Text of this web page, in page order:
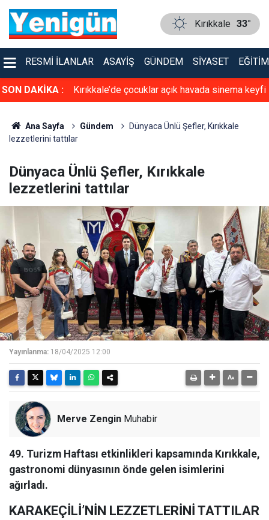
Kırıkkale 33°
RESMI İLANLAR ASAYIŞ GÜNDEM SIYASET EĞITIM
SON DAKİKA :
altında ölü Kırıkkale’de çocuklar açık havada sinema keyfi
Ana Sayfa Gündem
Dünyaca Ünlü Şefler, Kırıkkale
lezzetlerini tattılar
Dünyaca Ünlü Şefler, Kırıkkale
lezzetlerini tattılar
Yayınlanma: 18/04/2025 12:00
Merve Zengin Muhabir
49. Turizm Haftası etkinlikleri kapsamında Kırıkkale,
gastronomi dünyasının önde gelen isimlerini
ağırladı.
KARAKEÇİLİ’NİN LEZZETLERİNİ TATTILAR